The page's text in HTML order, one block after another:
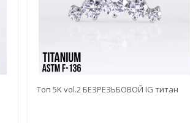
Топ 5K vol.2 БЕЗРЕЗЬБОВОЙ IG титан